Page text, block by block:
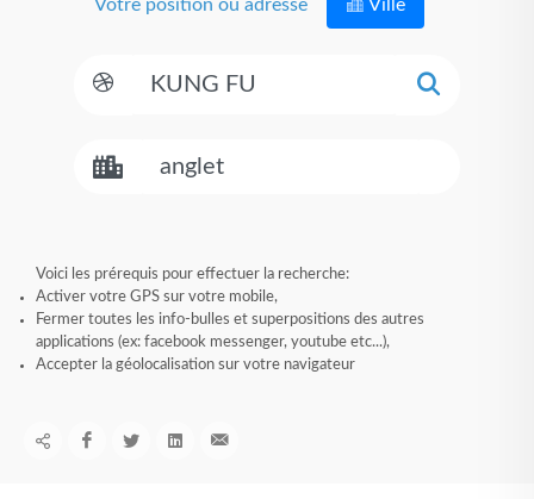
Votre position ou adresse Ville
Voici les prérequis pour effectuer la recherche:
Activer votre GPS sur votre mobile,
Fermer toutes les info-bulles et superpositions des autres
applications (ex: facebook messenger, youtube etc...),
Accepter la géolocalisation sur votre navigateur